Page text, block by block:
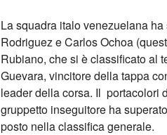
La squadra italo venezuelana
Rodriguez e Carlos Ochoa
Rubiano, che si è classificato al
Guevara, vincitore della tappa
leader della corsa. Il portacolori
gruppetto inseguitore ha
posto nella classifica generale.